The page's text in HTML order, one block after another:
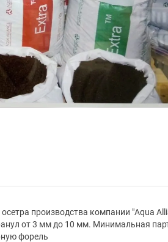
производства компании "Aqua
от 3 мм до 10 мм. Минимальная
форель